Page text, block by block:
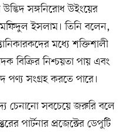
সঙ্গনিরোধ উইংয়ের
ইসলাম। তিনি বলেন,
মধ্যে শক্তিশালী
বিক্রির নিশ্চয়তা পায় এবং
পণ্য সংগ্রহ করতে পারে।
চেনানো সবচেয়ে জরুরি বলে
পার্টনার প্রজেক্টের ডেপুটি